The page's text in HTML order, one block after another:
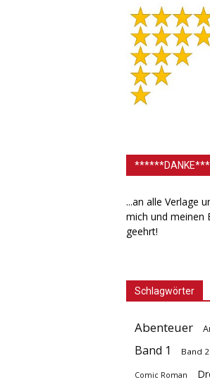
...an alle Verlage
mich und meinen
geehrt!
Schlagwörter
Abenteuer
Band 1 Band 2
Comic Roman